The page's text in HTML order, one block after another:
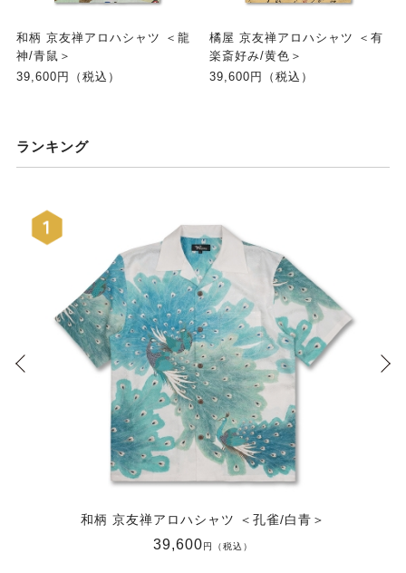
和柄 京友禅アロハシャツ ＜龍
神/青鼠＞
39,600円（税込）
橘屋 京友禅アロハシャツ ＜有
楽斎好み/黄色＞
39,600円（税込）
ランキング
和柄 京友禅アロハシャツ ＜孔雀/白青＞
39,600円（税込）